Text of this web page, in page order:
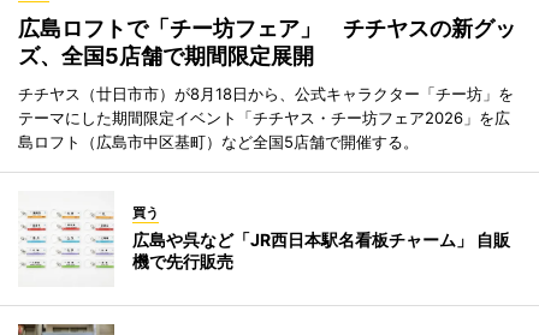
広島ロフトで「チー坊フェア」 チチヤスの新グッ
ズ、全国5店舗で期間限定展開
チチヤス（廿日市市）が8月18日から、公式キャラクター「チー坊」を
テーマにした期間限定イベント「チチヤス・チー坊フェア2026」を広
島ロフト（広島市中区基町）など全国5店舗で開催する。
買う
広島や呉など「JR西日本駅名看板チャーム」 自販
機で先行販売